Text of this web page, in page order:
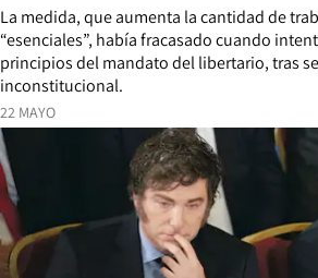
22 MAYO
La medida, que aumenta la cantidad de
“esenciales”, había fracasado cuando
principios del mandato del libertario, tras
inconstitucional.